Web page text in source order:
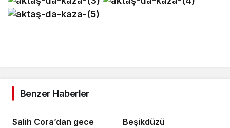
Benzer Haberler
Salih Cora’dan gece
Beşikdüzü